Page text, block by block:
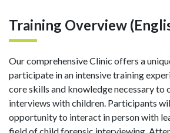
Training Overview
Our comprehensive Clinic offers a
participate in an intensive training
core skills and knowledge necessary to
interviews with children. Participants
opportunity to interact in person with